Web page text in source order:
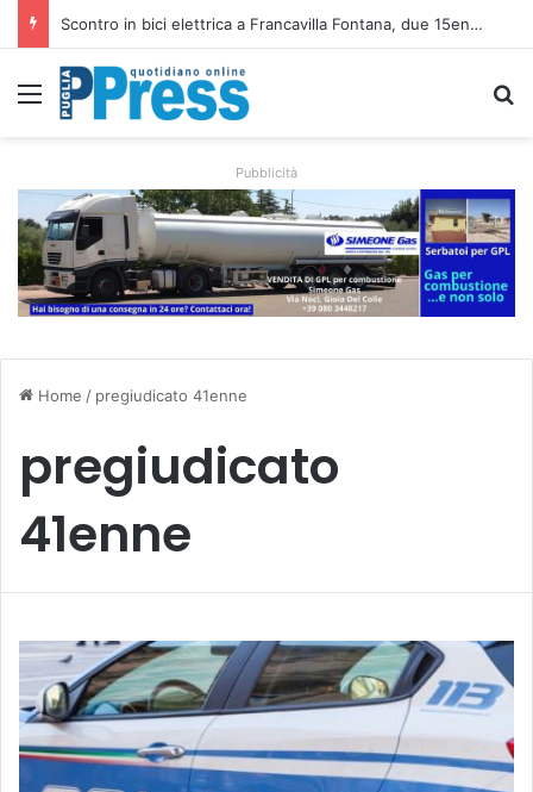
Scontro in bici elettrica a Francavilla Fontana, due 15enni ricoverati in gravi condizioni
Menu
Pubblicità
Home / pregiudicato 41enne
pregiudicato
41enne